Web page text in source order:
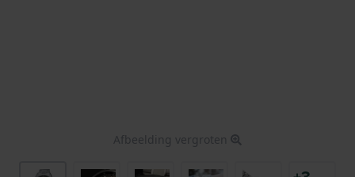
Afbeelding vergroten